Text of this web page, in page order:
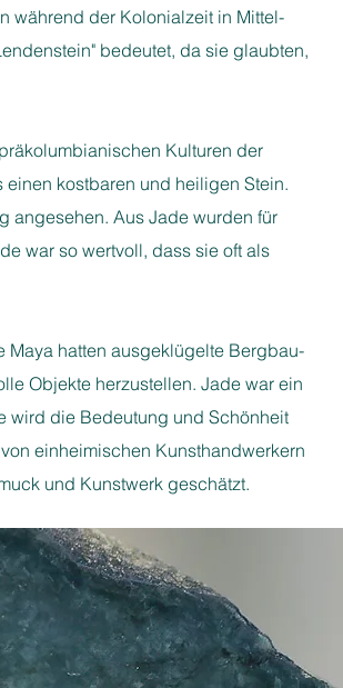
während der Kolonialzeit in Mittel-
bedeutet, da sie glaubten,
Kulturen der
kostbaren und heiligen Stein.​
angesehen. Aus Jade wurden für
war so wertvoll, dass sie oft als
hatten ausgeklügelte Bergbau-
Objekte herzustellen. Jade war ein
wird die Bedeutung und Schönheit
einheimischen Kunsthandwerkern
und Kunstwerk geschätzt.